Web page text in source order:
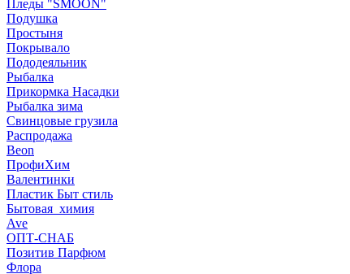
Пледы "SMOON"
Подушка
Простыня
Покрывало
Пододеяльник
Рыбалка
Прикормка Насадки
Рыбалка зима
Свинцовые грузила
Распродажа
Beon
ПрофиХим
Валентинки
Пластик Быт стиль
Бытовая_химия
Ave
ОПТ-СНАБ
Позитив Парфюм
Флора